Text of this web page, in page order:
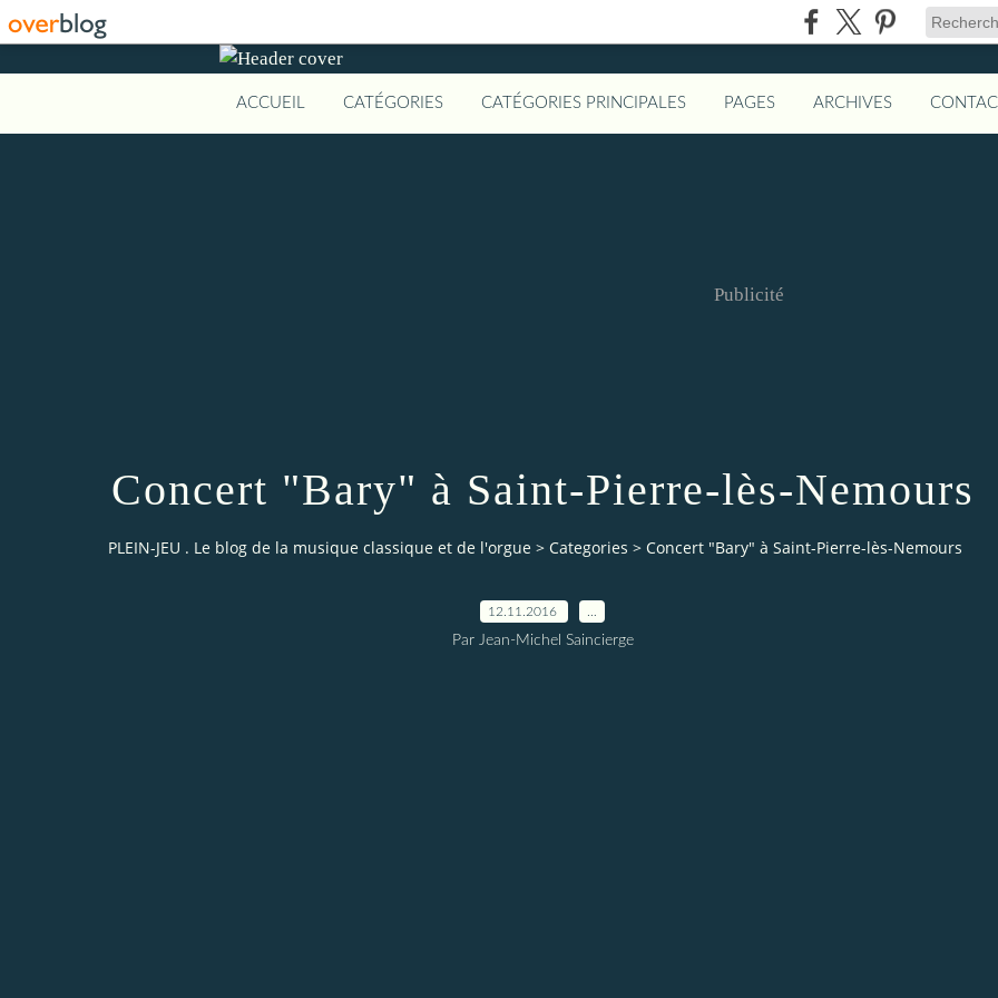
ACCUEIL CATÉGORIES CATÉGORIES PRINCIPALES PAGES ARCHIVES
Publicité
Concert "Bary" à Saint-Pierre-lès-Nemours
PLEIN-JEU . Le blog de la musique classique et de l'orgue > Categories > Concert "Bary" à Saint-Pierre-lès-Nemours
12.11.2016
Par Jean-Michel Saincierge